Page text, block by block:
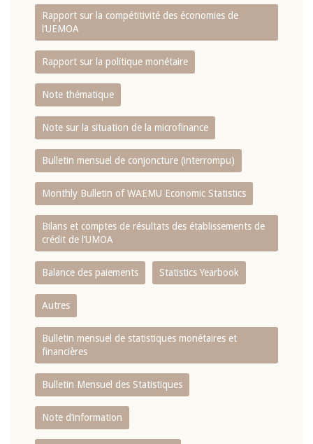
Rapport sur la compétitivité des économies de
l‘UEMOA
Rapport sur la politique monétaire
Note thématique
Note sur la situation de la microfinance
Bulletin mensuel de conjoncture (interrompu)
Monthly Bulletin of WAEMU Economic Statistics
Bilans et comptes de résultats des établissements de
crédit de l‘UMOA
Balance des paiements Statistics Yearbook
Autres
Bulletin mensuel de statistiques monétaires et
financières
Bulletin Mensuel des Statistiques
Note d’information